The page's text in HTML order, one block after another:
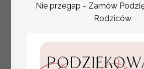
Nie przegap - Zamów
Rodziców